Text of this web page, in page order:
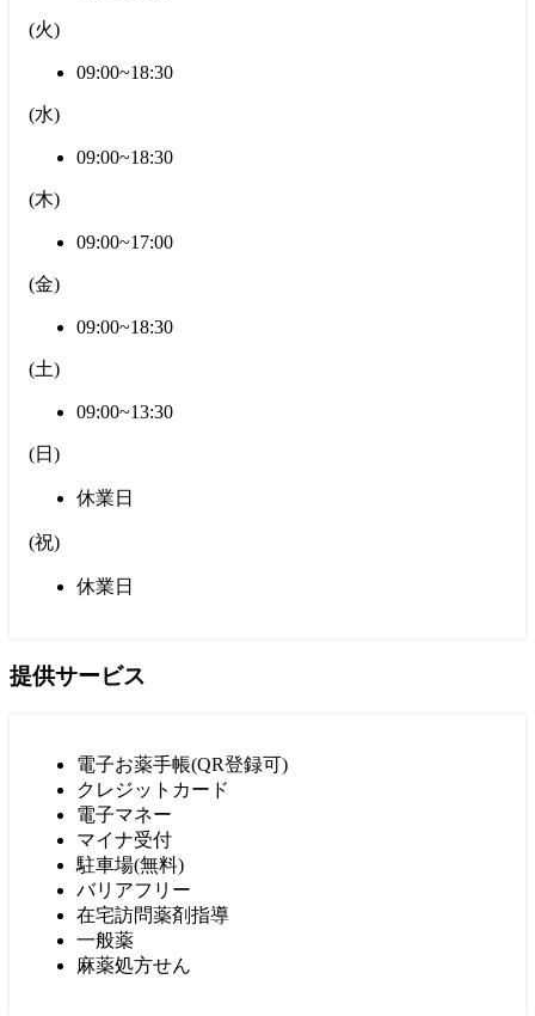
(火)
09:00~18:30
(水)
09:00~18:30
(木)
09:00~17:00
(金)
09:00~18:30
(土)
09:00~13:30
(日 )
休業日
(祝)
休業日
提供サービス
電子お薬手帳(QR登録可)
クレジットカード
電子マネー
マイナ受付
駐車場(無料)
バリアフリー
在宅訪問薬剤指導
一般薬
麻薬処方せん